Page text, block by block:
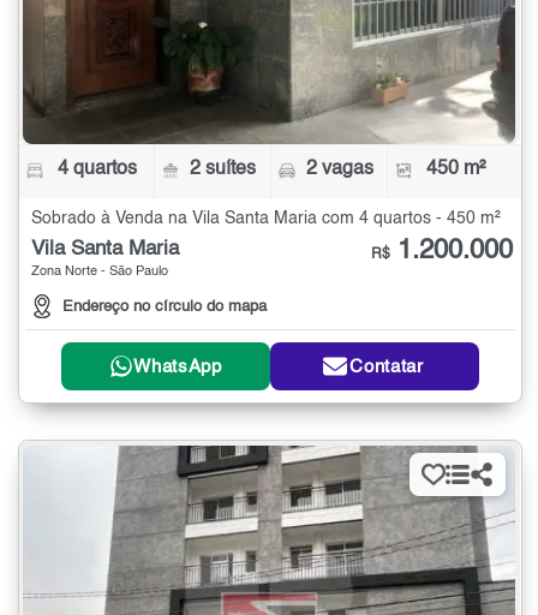
4 quartos 2 suítes 2 vagas 450 m²
Sobrado à Venda na Vila Santa Maria com 4 quartos - 450 m²
Vila Santa Maria
Zona Norte - São Paulo
Endereço no círculo do mapa
R$ 1.200.000
WhatsApp Contatar